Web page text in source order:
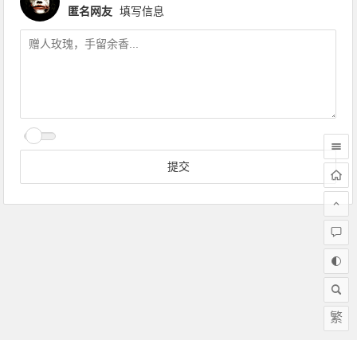
匿名网友 填写信息
繁